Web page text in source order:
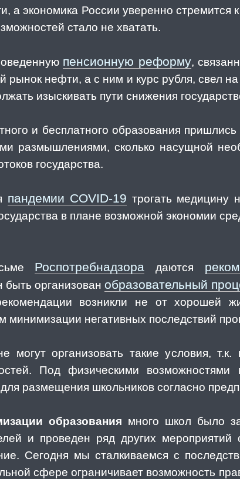
а экономика России уверенно стремится
стало не хватать.
пенсионную реформу,
рынок нефти, а с ним и курс рубля, свел
изыскивать пути снижения
и бесплатного образования
размышлениями, сколько насущной
государства.
пандемии COVID-19 трогать медицину
в плане возможной экономии
Роспотребнадзора даются
организован образовательный
возникли не от хорошей
минимизации негативных последствий
могут организовать такие условия,
Под физическими
для размещения школьников согласно
образования много школ было
и проведен ряд других
Сегодня мы сталкиваемся с
сфере ограничивает возможность